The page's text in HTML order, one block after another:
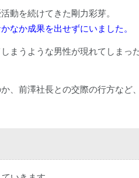
動を続けてきた剛力彩芽。
なか成果を出せずにいました。
まうような男性が現れてしまっ
、前澤社長との交際の行方など